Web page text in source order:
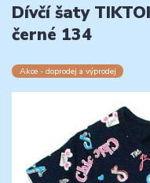
Dívčí šaty
černé 134
Akce - doprodej a výprodej